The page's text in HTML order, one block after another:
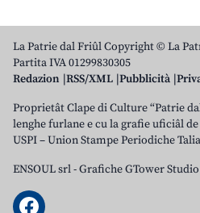
La Patrie dal Friûl Copyright © La
Partita IVA 01299830305
Redazion RSS/XML Pubblicità
Proprietât Clape di Culture “Patrie
lenghe furlane e cu la grafie uficiâl de
USPI – Union Stampe Periodiche
ENSOUL srl-Grafiche GTower Studio